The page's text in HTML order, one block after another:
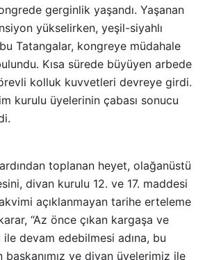
gerginlik yaşandı. Yaşanan
yükselirken, yeşil-siyahlı
Tatangalar, kongreye müdahale
Kısa sürede büyüyen arbede
kolluk kuvvetleri devreye girdi.
kurulu üyelerinin çabası sonucu
toplanan heyet, olağanüstü
divan kurulu 12. ve 17. maddesi
açıklanmayan tarihe erteleme
“Az önce çıkan kargaşa ve
devam edebilmesi adına, bu
ve divan üyelerimiz ile